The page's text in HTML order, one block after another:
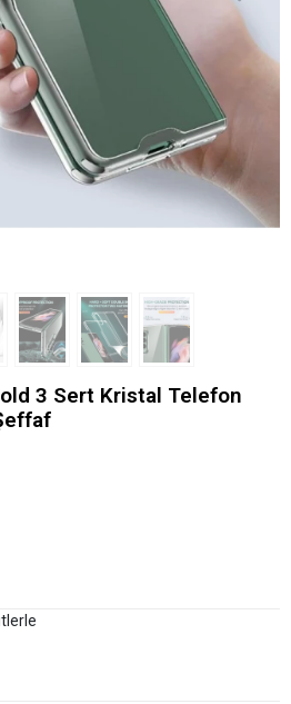
3 Sert Kristal Telefon